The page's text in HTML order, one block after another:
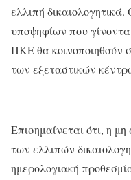
ελλιπή
υποψηφίων που
ΠΚΕ θα κοινοποιηθούν
των εξεταστικών
Επισημαίνεται ότι, η
των ελλιπών
ημερολογιακή